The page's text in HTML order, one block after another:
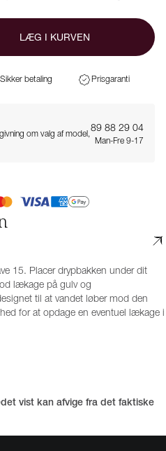
LÆG I KURVEN
Sikker betaling Prisgaranti
om valg af model,
89 88 29 04
Man-Fre 9-17
15. Placer drypbakken under dit
lækage på gulv og
til at vandet løber mod den
for at opdage en eventuel lækage i
vist kan afvige fra det faktiske